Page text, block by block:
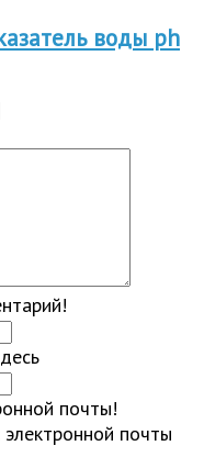
воды ph
почты!
почты